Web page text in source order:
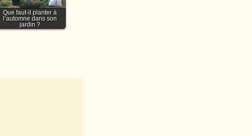
Que faut-il planter à
l’automne dans son
jardin ?